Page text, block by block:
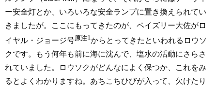
ー安全灯とか、いろいろな安全ランプに置き換えられてい
きましたが。ここにもってきたのが、ペイズリー大佐がロ
イヤル・ジョージ号原注1からとってきたといわれるロウソ
クです。もう何年も前に海に沈んで、塩水の活動にさらさ
れていました。ロウソクがどんなによく保つか、これをみ
るとよくわかりますね。あちこちひびが入って、欠けたり